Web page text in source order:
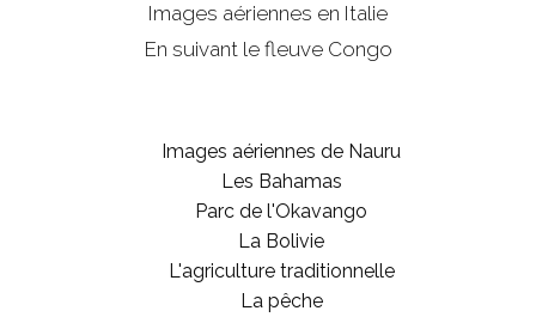
Images aériennes en Italie
En suivant le fleuve Congo
Images aériennes de Nauru
Les Bahamas
Parc de l'Okavango
La Bolivie
L'agriculture traditionnelle
La pêche